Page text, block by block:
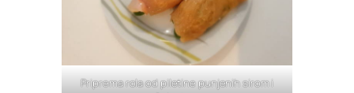
Priprema rola od piletine punjenih sirom i